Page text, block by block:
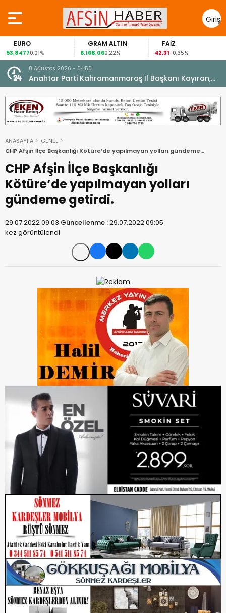
Giriş
Yap
GRAM ALTIN
6.168,060,22%
FAİZ
42,31-0,35%
GÜMÜŞ GRAM
88,601,07%
8 Ağustos 2026 - 04:50
Anahtar Parti Kahramanmaraş İl Başkanı Kayıran,
Afşin Teşkilatı ile buluştu.
ANASAYFA
GENEL
CHP Afşin İlçe Başkanlığı Kötüre’de yapılmayan yolları gündeme
CHP Afşin İlçe Başkanlığı
Kötüre’de yapılmayan yolları
gündeme getirdi.
29.07.2022 09:03 Güncellenme :29.07.2022 09:05
kez görüntülendi